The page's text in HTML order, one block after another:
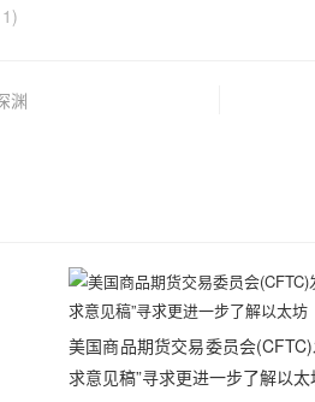
渊
美国商品期货交易委员会(CFTC)
求意见稿”寻求更进一步了解以太